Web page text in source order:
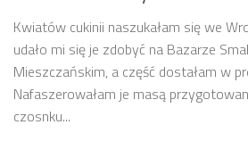
Kwiatów cukinii naszukałam się we
udało mi się je zdobyć na Bazarze
Mieszczańskim, a część dostałam w
Nafaszerowałam je masą
czosnku...